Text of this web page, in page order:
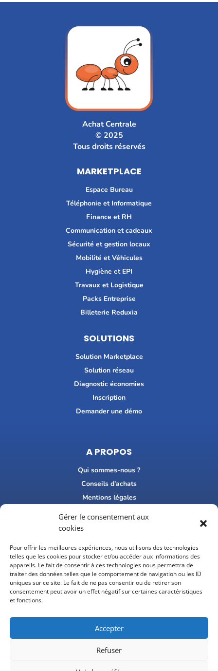
Gérer le consentement aux
cookies
Pour offrir les meilleures expériences, nous utilisons des technologies
telles que les cookies pour stocker et/ou accéder aux informations des
appareils. Le fait de consentir à ces technologies nous permettra de
traiter des données telles que le comportement de navigation ou les ID
uniques sur ce site. Le fait de ne pas consentir ou de retirer son
consentement peut avoir un effet négatif sur certaines caractéristiques
et fonctions.
Accepter
Refuser
Achat Centrale
© 2025
Tous droits réservés
MARKETPLACE
Espace Bureau
Téléphonie et Informatique
Finance et RH
Communication et cadeaux
Sécurité et gestion locaux
Mobilité et Véhicules
Hygiène et EPI
Travaux et Logistique
Packs Entreprise
Billeterie Reduxia
SOLUTIONS
Solution Marketplace
Solution réseau
Diagnostic économies
Inscription
Demander une démo
A PROPOS
Qui sommes-nous ?
Conseils d’achats
Mentions légales
CONTACT
 01 47 38 74 52
MÉDIAS